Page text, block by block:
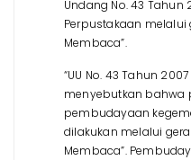
Undang No. 43 Tahun
Perpustakaan melalui
Membaca”.
“UU No. 43 Tahun
menyebutkan bahwa
pembudayaan
dilakukan melalui
Membaca”.